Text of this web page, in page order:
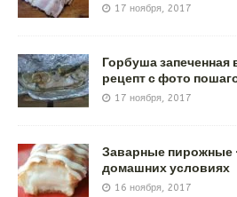
17 ноября, 2017
Горбуша
рецепт с фото
17 ноября, 2017
Заварные пирожные
домашних условиях
16 ноября, 2017